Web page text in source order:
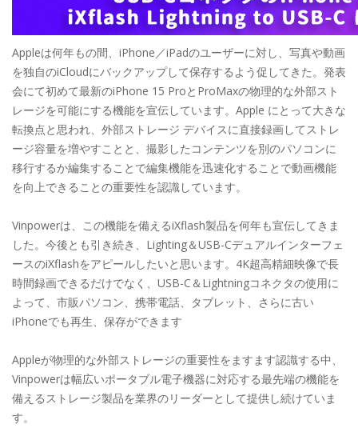
Appleは何年もの間、iPhone／iPadのユーザーに対し、写真や動画
を独自のiCloudにバックアップして保存するよう促してきた。発表
会にて初めて最新のiPhone 15 ProとProMaxの物理的な外部スト
レージを可能にする機能を宣伝しています。Apple にとって大きな
転換点と思われ、外部ストレージ デバイスに直接録画してストレ
ージ容量を増やすことと、撮影したコンテンツを別のパソコンに
移行するか編集することで編集機能を迅速化することで動画機能
を向上できることの重要性を認識しています。
Vinpowerは、この機能を備えるiXflash製品を何年も宣伝してきま
した。今後とも引き続き、Lighting＆USB-Cデュアルインターフェ
ースのiXflashをアピールしたいと思います。4K超高精細映像で長
時間録画できるだけでなく、USB-C＆Lightningコネクタの使用に
よって、市販パソコン、携帯電話、タブレット、さらに古い
iPhoneでも再生、保存ができます
Appleが物理的な外部ストレージの重要性をますます認識する中、
Vinpowerは幅広いポータブル電子機器に対応する最先端の機能を
備えるストレージ製品を業界のリーダーとして提供し続けていま
す。